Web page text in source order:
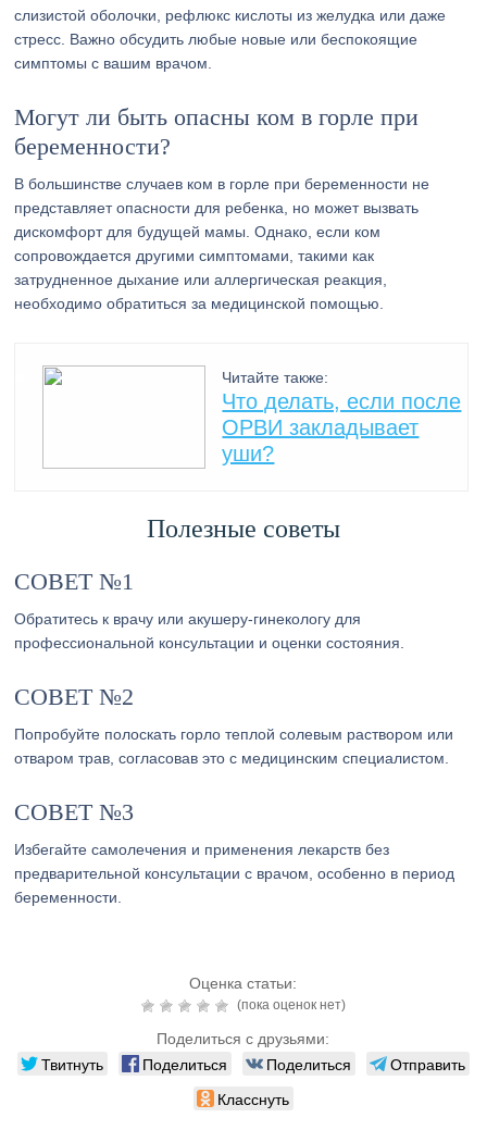
слизистой оболочки, рефлюкс кислоты из желудка или даже
стресс. Важно обсудить любые новые или беспокоящие
симптомы с вашим врачом.
Могут ли быть опасны ком в горле при
беременности?
В большинстве случаев ком в горле при беременности не
представляет опасности для ребенка, но может вызвать
дискомфорт для будущей мамы. Однако, если ком
сопровождается другими симптомами, такими как
затрудненное дыхание или аллергическая реакция,
необходимо обратиться за медицинской помощью.
Читайте также:
Что делать, если после
ОРВИ закладывает
уши?
Полезные советы
СОВЕТ №1
Обратитесь к врачу или акушеру-гинекологу для
профессиональной консультации и оценки состояния.
СОВЕТ №2
Попробуйте полоскать горло теплой солевым раствором или
отваром трав, согласовав это с медицинским специалистом.
СОВЕТ №3
Избегайте самолечения и применения лекарств без
предварительной консультации с врачом, особенно в период
беременности.
Оценка статьи:
(пока оценок нет)
Поделиться с друзьями:
Твитнуть Поделиться Поделиться
Отправить
Класснуть